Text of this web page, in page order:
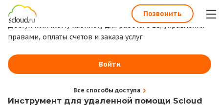
1С всегда под рукой
Доступ к личному кабинету для работы с 1С, управления
правами, оплаты счетов и заказа услуг
Войти
Все способы доступа
Инструмент для удаленной помощи Scloud
Позвонить